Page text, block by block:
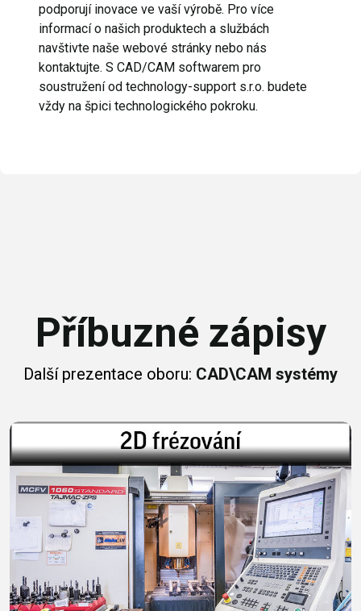
podporují inovace ve vaší výrobě. Pro více
informací o našich produktech a službách
navštivte naše webové stránky nebo nás
kontaktujte. S CAD/CAM softwarem pro
soustružení od technology-support s.r.o. budete
vždy na špici technologického pokroku.
Příbuzné zápisy
Další prezentace oboru: CAD\CAM systémy